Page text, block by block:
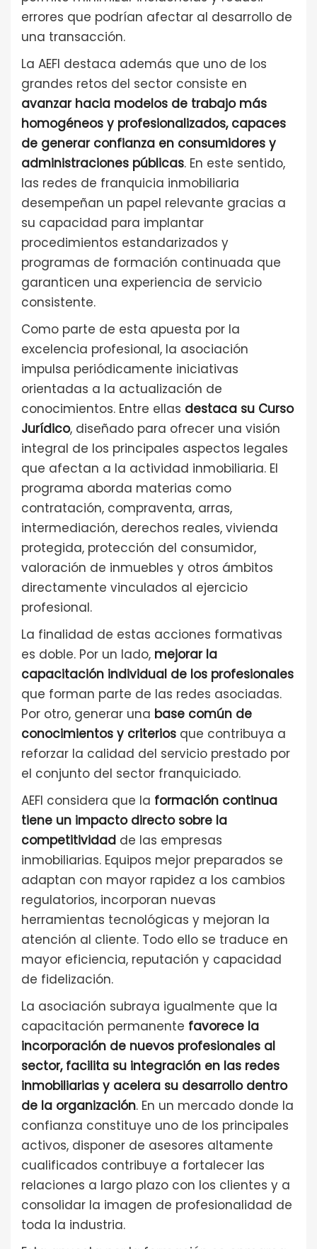
errores que podrían afectar al desarrollo de
una transacción.
La AEFI destaca además que uno de los
grandes retos del sector consiste en
avanzar hacia modelos de trabajo más
homogéneos y profesionalizados, capaces
de generar confianza en consumidores y
administraciones públicas. En este sentido,
las redes de franquicia inmobiliaria
desempeñan un papel relevante gracias a
su capacidad para implantar
procedimientos estandarizados y
programas de formación continuada que
garanticen una experiencia de servicio
consistente.
Como parte de esta apuesta por la
excelencia profesional, la asociación
impulsa periódicamente iniciativas
orientadas a la actualización de
conocimientos. Entre ellas destaca su Curso
Jurídico, diseñado para ofrecer una visión
integral de los principales aspectos legales
que afectan a la actividad inmobiliaria. El
programa aborda materias como
contratación, compraventa, arras,
intermediación, derechos reales, vivienda
protegida, protección del consumidor,
valoración de inmuebles y otros ámbitos
directamente vinculados al ejercicio
profesional.
La finalidad de estas acciones formativas
es doble. Por un lado, mejorar la
capacitación individual de los profesionales
que forman parte de las redes asociadas.
Por otro, generar una base común de
conocimientos y criterios que contribuya a
reforzar la calidad del servicio prestado por
el conjunto del sector franquiciado.
AEFI considera que la formación continua
tiene un impacto directo sobre la
competitividad de las empresas
inmobiliarias. Equipos mejor preparados se
adaptan con mayor rapidez a los cambios
regulatorios, incorporan nuevas
herramientas tecnológicas y mejoran la
atención al cliente. Todo ello se traduce en
mayor eficiencia, reputación y capacidad
de fidelización.
La asociación subraya igualmente que la
capacitación permanente favorece la
incorporación de nuevos profesionales al
sector, facilita su integración en las redes
inmobiliarias y acelera su desarrollo dentro
de la organización. En un mercado donde la
confianza constituye uno de los principales
activos, disponer de asesores altamente
cualificados contribuye a fortalecer las
relaciones a largo plazo con los clientes y a
consolidar la imagen de profesionalidad de
toda la industria.